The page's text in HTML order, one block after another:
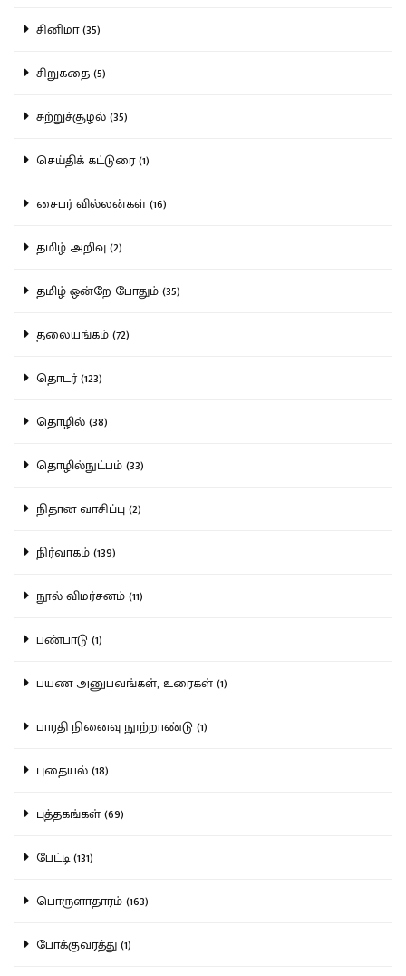
சினிமா (35)
சிறுகதை (5)
சுற்றுச்சூழல் (35)
செய்திக் கட்டுரை (1)
சைபர் வில்லன்கள் (16)
தமிழ் அறிவு (2)
தமிழ் ஒன்றே போதும் (35)
தலையங்கம் (72)
தொடர் (123)
தொழில் (38)
தொழில்நுட்பம் (33)
நிதான வாசிப்பு (2)
நிர்வாகம் (139)
நூல் விமர்சனம் (11)
பண்பாடு (1)
பயண அனுபவங்கள், உரைகள் (1)
பாரதி நினைவு நூற்றாண்டு (1)
புதையல் (18)
புத்தகங்கள் (69)
பேட்டி (131)
பொருளாதாரம் (163)
போக்குவரத்து (1)